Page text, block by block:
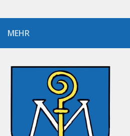
MEHR